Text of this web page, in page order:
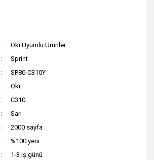
Oki Uyumlu Ürünler
Sprint
SP80-C310Y
Oki
C310
Sarı
2000 sayfa
%100 yeni
1-3 iş günü